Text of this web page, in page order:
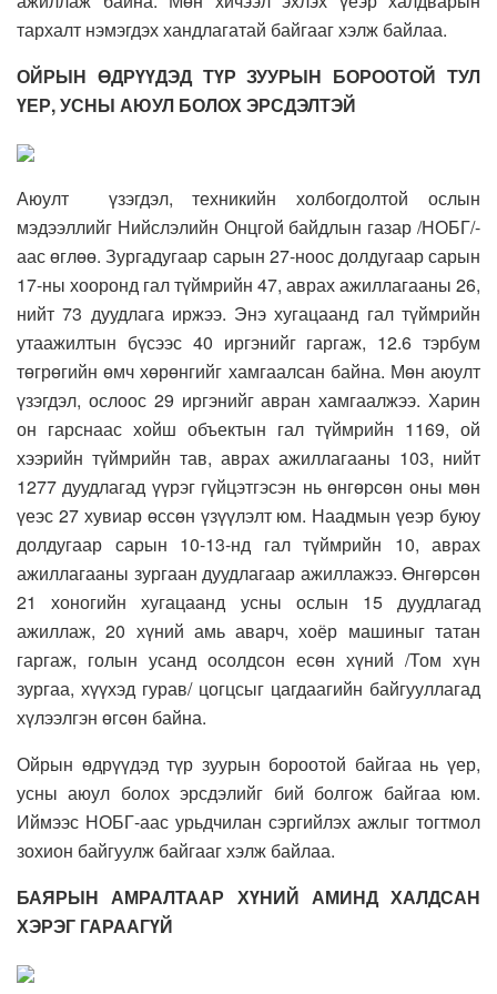
тархалт нэмэгдэх хандлагатай байгааг хэлж байлаа.
ОЙРЫН ӨДРҮҮДЭД ТҮР ЗУУРЫН БОРООТОЙ ТУЛ
ҮЕР, УСНЫ АЮУЛ БОЛОХ ЭРСДЭЛТЭЙ
Аюулт үзэгдэл, техникийн холбогдолтой ослын
мэдээллийг Нийслэлийн Онцгой байдлын газар /НОБГ/-
аас өглөө. Зургадугаар сарын 27-ноос долдугаар сарын
17-ны хооронд гал түймрийн 47, аврах ажиллагааны 26,
нийт 73 дуудлага иржээ. Энэ хугацаанд гал түймрийн
утаажилтын бүсээс 40 иргэнийг гаргаж, 12.6 тэрбум
төгрөгийн өмч хөрөнгийг хамгаалсан байна. Мөн аюулт
үзэгдэл, ослоос 29 иргэнийг авран хамгаалжээ. Харин
он гарснаас хойш объектын гал түймрийн 1169, ой
хээрийн түймрийн тав, аврах ажиллагааны 103, нийт
1277 дуудлагад үүрэг гүйцэтгэсэн нь өнгөрсөн оны мөн
үеэс 27 хувиар өссөн үзүүлэлт юм. Наадмын үеэр буюу
долдугаар сарын 10-13-нд гал түймрийн 10, аврах
ажиллагааны зургаан дуудлагаар ажиллажээ. Өнгөрсөн
21 хоногийн хугацаанд усны ослын 15 дуудлагад
ажиллаж, 20 хүний амь аварч, хоёр машиныг татан
гаргаж, голын усанд осолдсон есөн хүний /Том хүн
зургаа, хүүхэд гурав/ цогцсыг цагдаагийн байгууллагад
хүлээлгэн өгсөн байна.
Ойрын өдрүүдэд түр зуурын бороотой байгаа нь үер,
усны аюул болох эрсдэлийг бий болгож байгаа юм.
Иймээс НОБГ-аас урьдчилан сэргийлэх ажлыг тогтмол
зохион байгуулж байгааг хэлж байлаа.
БАЯРЫН АМРАЛТААР ХҮНИЙ АМИНД ХАЛДСАН
ХЭРЭГ ГАРААГҮЙ